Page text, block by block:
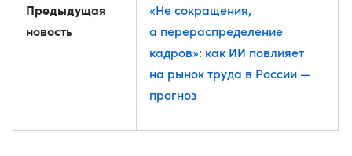
Предыдущая
новость
«Не сокращения,
а перераспределение
кадров»: как ИИ повлияет
на рынок труда в России —
прогноз